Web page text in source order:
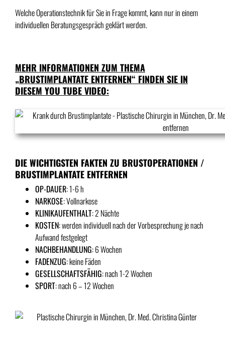
Welche Operationstechnik für Sie in Frage kommt, kann nur in einem
individuellen Beratungsgespräch geklärt werden.
MEHR INFORMATIONEN ZUM THEMA
„BRUSTIMPLANTATE ENTFERNEN“ FINDEN SIE IN
DIESEM YOU TUBE VIDEO:
DIE WICHTIGSTEN FAKTEN ZU BRUSTOPERATIONEN /
BRUSTIMPLANTATE ENTFERNEN
OP-DAUER: 1-6 h
NARKOSE: Vollnarkose
KLINIKAUFENTHALT: 2 Nächte
KOSTEN: werden individuell nach der Vorbesprechung je nach
Aufwand festgelegt
NACHBEHANDLUNG: 6 Wochen
FADENZUG: keine Fäden
GESELLSCHAFTSFÄHIG: nach 1-2 Wochen
SPORT: nach 6 – 12 Wochen